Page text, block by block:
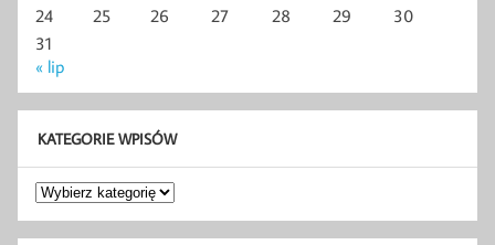
24
25 26 27 28 29
30
31
« lip
KATEGORIE WPISÓW
Kategorie
wpisów